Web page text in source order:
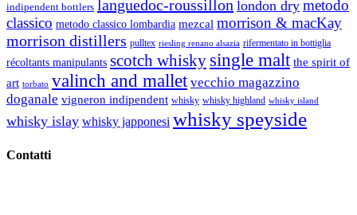
indipendent bottlers languedoc-roussillon london dry metodo
classico metodo classico lombardia mezcal morrison & macKay
morrison distillers pulltex riesling renano alsazia rifermentato in bottiglia
récoltants manipulants scotch whisky single malt the spirit of
art torbato valinch and mallet vecchio magazzino
doganale vigneron indipendent whisky whisky highland whisky island
whisky islay whisky japponesi whisky speyside
Contatti